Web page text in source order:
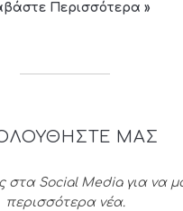
Περισσότερα »
ΜΑΣ
στα Social Media για να
περισσότερα νέα.